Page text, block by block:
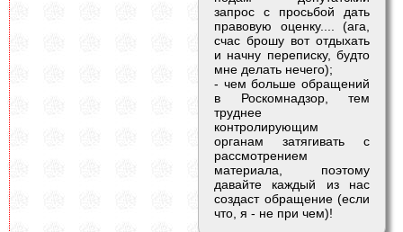
запрос с просьбой дать
правовую оценку.... (ага,
счас брошу вот отдыхать
и начну переписку, будто
мне делать нечего);
- чем больше обращений
в Роскомнадзор, тем
труднее
контролирующим
органам затягивать с
рассмотрением
материала, поэтому
давайте каждый из нас
создаст обращение (если
что, я - не при чем)!